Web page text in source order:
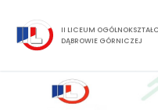
II LICEUM
DĄBROWIE GÓRNICZEJ